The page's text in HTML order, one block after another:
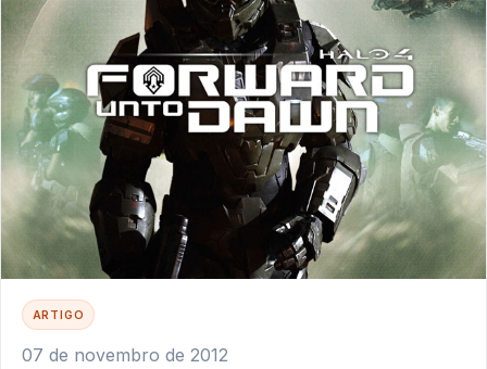
ARTIGO
07 de novembro de 2012